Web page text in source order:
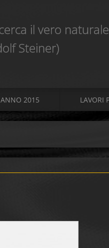
il vero
Steiner)
2015 LAVORI